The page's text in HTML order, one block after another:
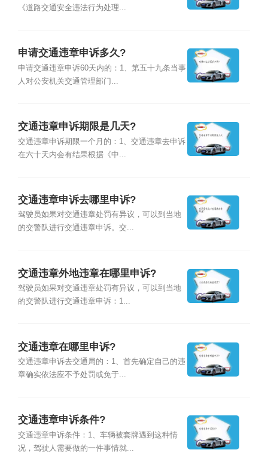
《道路交通安全违法行为处理...
申请交通违章申诉多久?
申请交通违章申诉60天内的：1、第五十九条当事
人对公安机关交通管理部门...
交通违章申诉期限是几天?
交通违章申诉期限一个月的：1、交通违章去申诉
在六十天内会有结果根据《中...
交通违章申诉去哪里申诉?
驾驶员如果对交通违章处罚有异议，可以到当地
的交警队进行交通违章申诉。交...
交通违章外地违章在哪里申诉?
驾驶员如果对交通违章处罚有异议，可以到当地
的交警队进行交通违章申诉：1...
交通违章在哪里申诉?
交通违章申诉去交通局的：1、首先确定自己的违
章确实依法应不予处罚或免于...
交通违章申诉条件?
交通违章申诉条件：1、车辆被套牌遇到这种情
况，驾驶人需要做的一件事情就...